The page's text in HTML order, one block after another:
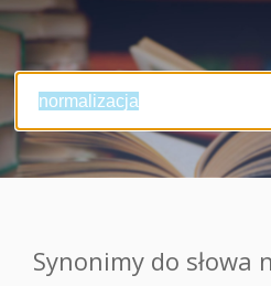
Synonimy do słowa